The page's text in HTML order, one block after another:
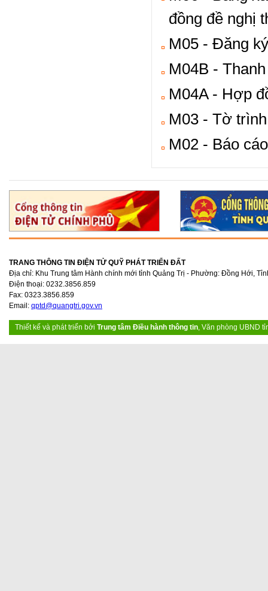
đồng đề nghị
M05 - Đăng
M04B -
M04A - Hợp
M03 - Tờ
M02 - Báo
TRANG THÔNG TIN ĐIỆN TỬ QUỸ PHÁT TRIỂN ĐẤT
Địa chỉ: Khu Trung tâm Hành chính mới tỉnh Quảng Trị - Phường: Đồng Hới,
Điện thoại: 0232.3856.859
Fax: 0323.3856.859
Email: qptd@quangtri.gov.vn
Thiết kế và phát triển bởi Trung tâm Điều hành thông tin , Văn phòng UBND